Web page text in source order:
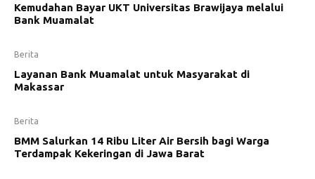
Kemudahan Bayar UKT Universitas Brawijaya melalui
Bank Muamalat
Berita
Layanan Bank Muamalat untuk Masyarakat di
Makassar
Berita
BMM Salurkan 14 Ribu Liter Air Bersih bagi Warga
Terdampak Kekeringan di Jawa Barat